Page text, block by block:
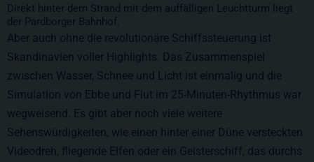
Direkt hinter dem Strand mit dem auffälligen Leuchtturm liegt
der Pardborger Bahnhof.
Aber auch ohne die revolutionäre Schiffssteuerung ist
Skandinavien voller Highlights. Das Zusammenspiel
zwischen Wasser, Schnee und Licht ist einmalig und die
Simulation von Ebbe und Flut im 25-Minuten-Rhythmus war
wegweisend. Es gibt aber noch viele weitere
Sehenswürdigkeiten, wie einen hinter einer Düne versteckten
Videodreh, fliegende Elfen oder ein Geisterschiff, das durchs